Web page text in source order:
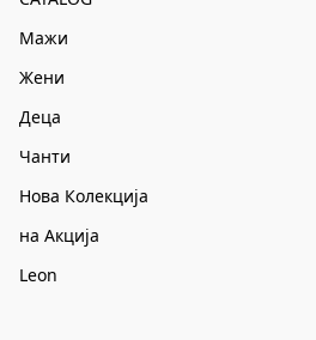
Мажи
Жени
Деца
Чанти
Нова Колекција
на Акција
Leon